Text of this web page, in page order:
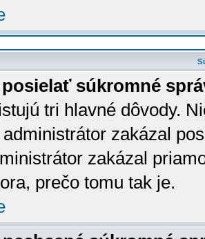
posielať súkromné
tri hlavné dôvody.
zakázal
zakázal
prečo tomu tak je.